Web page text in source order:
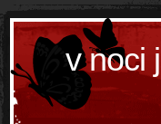
v noci